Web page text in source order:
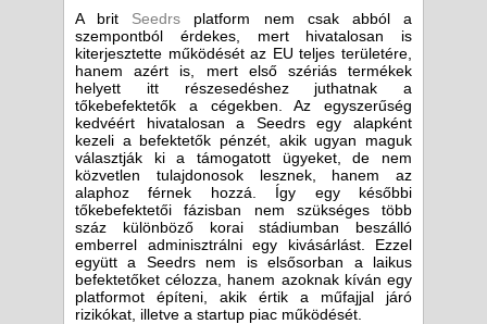
A brit Seedrs platform nem csak abból a
szempontból érdekes, mert hivatalosan is
kiterjesztette működését az EU teljes területére,
hanem azért is, mert első szériás termékek
helyett itt részesedéshez juthatnak a
tőkebefektetők a cégekben. Az egyszerűség
kedvéért hivatalosan a Seedrs egy alapként
kezeli a befektetők pénzét, akik ugyan maguk
választják ki a támogatott ügyeket, de nem
közvetlen tulajdonosok lesznek, hanem az
alaphoz férnek hozzá. Így egy későbbi
tőkebefektetői fázisban nem szükséges több
száz különböző korai stádiumban beszálló
emberrel adminisztrálni egy kivásárlást. Ezzel
együtt a Seedrs nem is elsősorban a laikus
befektetőket célozza, hanem azoknak kíván egy
platformot építeni, akik értik a műfajjal járó
rizikókat, illetve a startup piac működését.